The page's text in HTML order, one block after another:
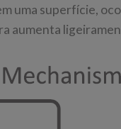
uma superfície,
aumenta